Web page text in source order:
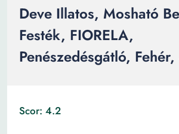
Deve Illatos, Mosható
Festék, FIORELA,
Penészedésgátló,
Scor: 4.2